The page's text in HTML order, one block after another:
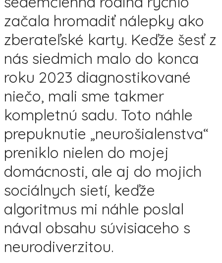
začala hromadiť nálepky ako
zberateľské karty. Keďže šesť z
nás siedmich malo do konca
roku 2023 diagnostikované
niečo, mali sme takmer
kompletnú sadu. Toto náhle
prepuknutie „neurošialenstva“
preniklo nielen do mojej
domácnosti, ale aj do mojich
sociálnych sietí, keďže
algoritmus mi náhle poslal
nával obsahu súvisiaceho s
neurodiverzitou.